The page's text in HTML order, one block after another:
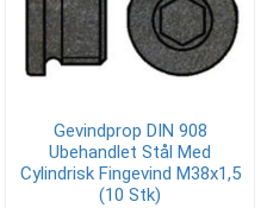
Gevindprop DIN 908
Ubehandlet Stål Med
Cylindrisk Fingevind M38x1,5
(10 Stk)